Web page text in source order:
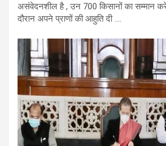
असंवेदनशील है , उन 700 किसानों का सम्मान
दौरान अपने प्राणों की आहुति दी ….